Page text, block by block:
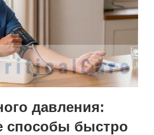
давления:
способы быстро